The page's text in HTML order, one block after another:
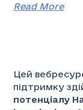
Read More
Цей
підтримку
потенціалу